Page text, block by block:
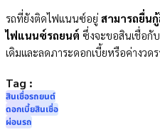
รถที่ยังติดไฟแนนซ์อยู่ สามารถยื่น
ไฟแนนซ์รถยนต์ ซึ่งจะขอสินเชื่อกั
เดิมและลดภาระดอกเบี้ยหรือค่างวด
Tag :
สินเชื่อรถยนต์
ดอกเบี้ยสินเชื่อ
ผ่อนรถ